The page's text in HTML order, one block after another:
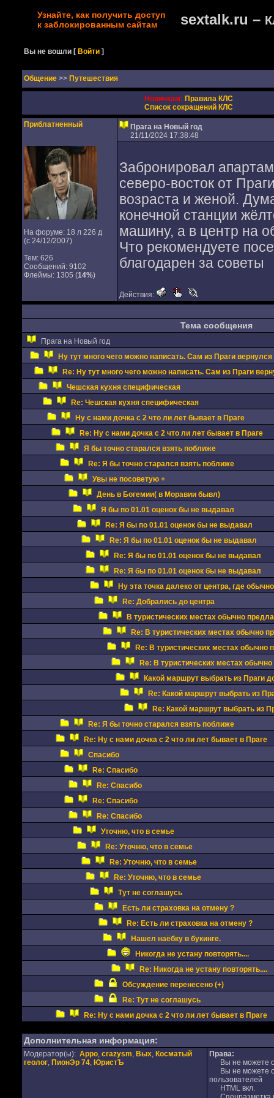
Узнайте, как получить доступ
к заблокированным сайтам
sextalk.ru –
Вы не вошли [Войти ]
Oбщение >> Путешествия
Новичкам: Правила КЛС
Список сокращений КЛС
Приблатненный
На форуме: 18 л 226 д
(с 24/12/2007)
Тем: 626
Сообщений: 9102
Флеймы: 1305 (14%)
Прага на Новый год
21/11/2024 17:38:48
Забронировал
северо-восток от
возраста и женой.
конечной станции
машину, а в центр на
Что рекомендуете
благодарен за советы
Действия:
Тема сообщения
Прага на Новый год
Ну тут много чего можно написать. Сам из Праги вернулся
Re: Ну тут много чего можно написать. Сам из Праги
Чешская кухня специфическая
Re: Чешская кухня специфическая
Ну с нами дочка с 2 что ли лет бывает в Праге
Re: Ну с нами дочка с 2 что ли лет бывает в Праге
Я бы точно старался взять поближе
Re: Я бы точно старался взять поближе
Увы не посоветую +
День в Богемии( в Моравии бывл)
Я бы по 01.01 оценок бы не выдавал
Re: Я бы по 01.01 оценок бы не выдавал
Re: Я бы по 01.01 оценок бы не выдавал
Re: Я бы по 01.01 оценок бы не выдавал
Re: Я бы по 01.01 оценок бы не выдавал
Ну эта точка далеко от центра, где
Re: Добрались до центра
В туристических местах обычно
Re: В туристических местах обычно
Re: В туристических местах обычно
Re: В туристических местах
Какой маршрут выбрать из Праги
Re: Какой маршрут выбрать из
Re: Какой маршрут выбрать из
Re: Я бы точно старался взять поближе
Re: Ну с нами дочка с 2 что ли лет бывает в Праге
Спасибо
Re: Спасибо
Re: Спасибо
Re: Спасибо
Re: Спасибо
Уточню, что в семье
Re: Уточню, что в семье
Re: Уточню, что в семье
Re: Уточню, что в семье
Тут не соглашусь
Есть ли страховка на отмену ?
Re: Есть ли страховка на отмену ?
Нашел наёбку в букинге.
Никогда не устану повторять....
Re: Никогда не устану повторять....
Обсуждение перенесено (+)
Re: Тут не соглашусь
Re: Ну с нами дочка с 2 что ли лет бывает в Праге
Дополнительная информация:
Модератор(ы): Appo, crazysm, Вых, Косматый
геолог, ПионЭр 74, ЮристЪ
Права:
Вы не можете
Вы не можете
пользователей
HTML вкл.